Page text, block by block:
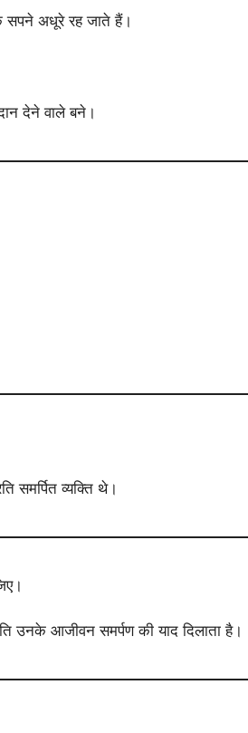
सपने अधूरे रह जाते हैं।
देने वाले बने।
समर्पित व्यक्ति थे।
उनके आजीवन समर्पण की याद दिलाता है।